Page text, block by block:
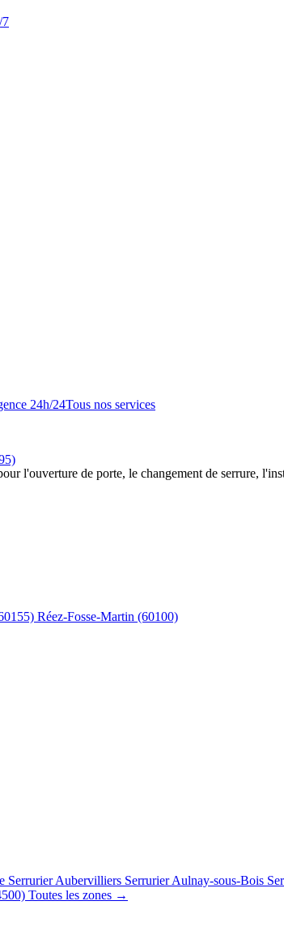
7
24h/24Tous nos services
l'ouverture de porte, le changement de serrure,
Réez-Fosse-Martin (60100)
Serrurier Aubervilliers Serrurier Aulnay-sous-Bois
Toutes les zones →